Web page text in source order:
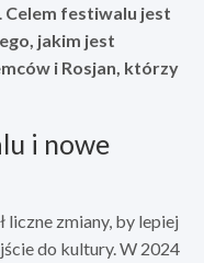
Celem festiwalu jest
jakim jest
i Rosjan, którzy
i nowe
liczne zmiany, by lepiej
do kultury. W 2024